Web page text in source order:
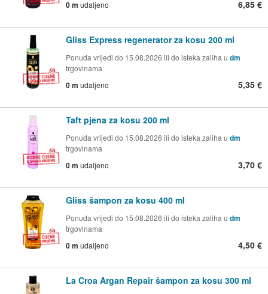
0 m udaljeno 6,85 €
Gliss Express regenerator za kosu 200 ml
Ponuda vrijedi do 15.08.2026 ili do isteka zaliha u dm
trgovinama
0 m udaljeno 5,35 €
Taft pjena za kosu 200 ml
Ponuda vrijedi do 15.08.2026 ili do isteka zaliha u dm
trgovinama
0 m udaljeno 3,70 €
Gliss šampon za kosu 400 ml
Ponuda vrijedi do 15.08.2026 ili do isteka zaliha u dm
trgovinama
0 m udaljeno 4,50 €
La Croa Argan Repair šampon za kosu 300 ml